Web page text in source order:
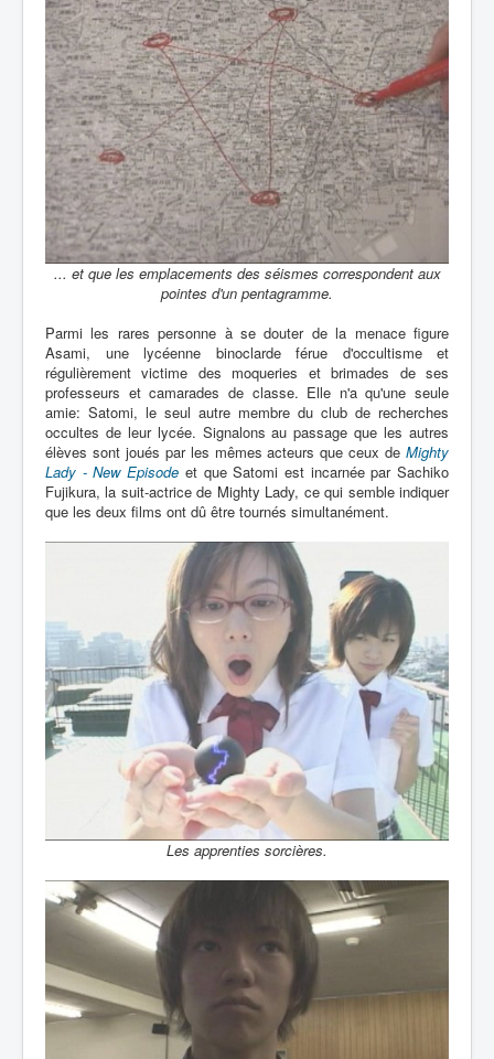
... et que les emplacements des séismes correspondent aux
pointes d'un pentagramme.
Parmi les rares personne à se douter de la menace figure
Asami, une lycéenne binoclarde férue d'occultisme et
régulièrement victime des moqueries et brimades de ses
professeurs et camarades de classe. Elle n'a qu'une seule
amie: Satomi, le seul autre membre du club de recherches
occultes de leur lycée. Signalons au passage que les autres
élèves sont joués par les mêmes acteurs que ceux de Mighty
Lady - New Episode et que Satomi est incarnée par Sachiko
Fujikura, la suit-actrice de Mighty Lady, ce qui semble indiquer
que les deux films ont dû être tournés simultanément.
Les apprenties sorcières.